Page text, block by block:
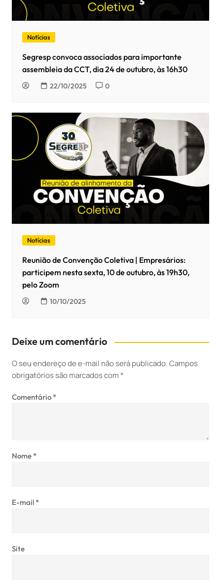
Notícias
Segresp convoca associados para importante
assembleia da CCT, dia 24 de outubro, às 16h30
22/10/2025 0
Notícias
Reunião de Convenção Coletiva | Empresários:
participem nesta sexta, 10 de outubro, às 19h30,
pelo Zoom
10/10/2025
Deixe um comentário
O seu endereço de e-mail não será publicado.Campos
obrigatórios são marcados com*
Comentário *
Nome *
E-mail *
Site